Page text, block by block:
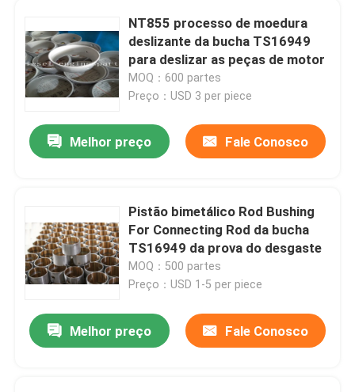
NT855 processo de moedura
deslizante da bucha TS16949
para deslizar as peças de motor
MOQ：600 partes
Preço：USD 3 per piece
Melhor preço Fale Conosco
Pistão bimetálico Rod Bushing
For Connecting Rod da bucha
TS16949 da prova do desgaste
MOQ：500 partes
Preço：USD 1-5 per piece
Melhor preço Fale Conosco